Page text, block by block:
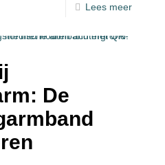
Lees meer
De